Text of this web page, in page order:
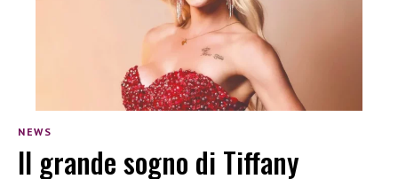
NEWS
Il grande sogno di Tiffany